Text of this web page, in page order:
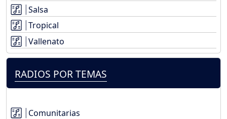
Salsa
Tropical
Vallenato
RADIOS POR TEMAS
Comunitarias